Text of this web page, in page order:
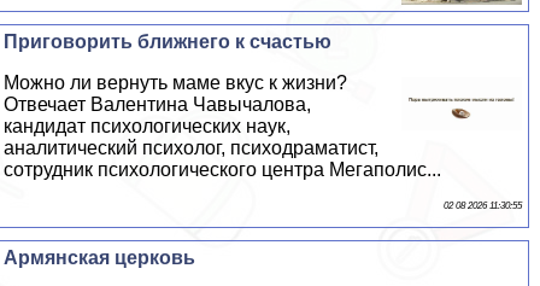
Приговорить ближнего к счастью
Можно ли вернуть маме вкус к жизни?
Отвечает Валентина Чавычалова,
кандидат психологических наук,
аналитический психолог, психодраматист,
сотрудник психологического центра Мегаполис...
02 08 2026 11:30:55
Армянская церковь